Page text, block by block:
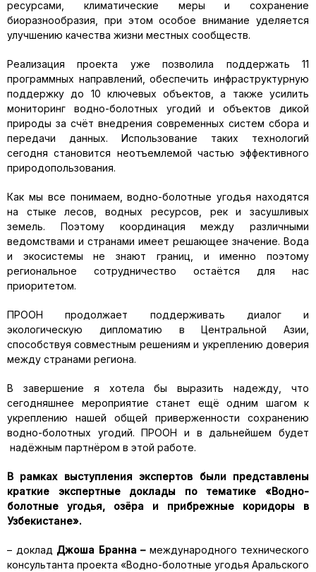
ресурсами, климатические меры и сохранение
биоразнообразия, при этом особое внимание уделяется
улучшению качества жизни местных сообществ.
Реализация проекта уже позволила поддержать 11
программных направлений, обеспечить инфраструктурную
поддержку до 10 ключевых объектов, а также усилить
мониторинг водно-болотных угодий и объектов дикой
природы за счёт внедрения современных систем сбора и
передачи данных. Использование таких технологий
сегодня становится неотъемлемой частью эффективного
природопользования.
Как мы все понимаем, водно-болотные угодья находятся
на стыке лесов, водных ресурсов, рек и засушливых
земель. Поэтому координация между различными
ведомствами и странами имеет решающее значение. Вода
и экосистемы не знают границ, и именно поэтому
региональное сотрудничество остаётся для нас
приоритетом.
ПРООН продолжает поддерживать диалог и
экологическую дипломатию в Центральной Азии,
способствуя совместным решениям и укреплению доверия
между странами региона.
В завершение я хотела бы выразить надежду, что
сегодняшнее мероприятие станет ещё одним шагом к
укреплению нашей общей приверженности сохранению
водно-болотных угодий. ПРООН и в дальнейшем будет
надёжным партнёром в этой работе.
В рамках выступления экспертов были представлены
краткие экспертные доклады по тематике «Водно-
болотные угодья, озёра и прибрежные коридоры в
Узбекистане».
– доклад Джоша Бранна –международного технического
консультанта проекта «Водно-болотные угодья Аральского